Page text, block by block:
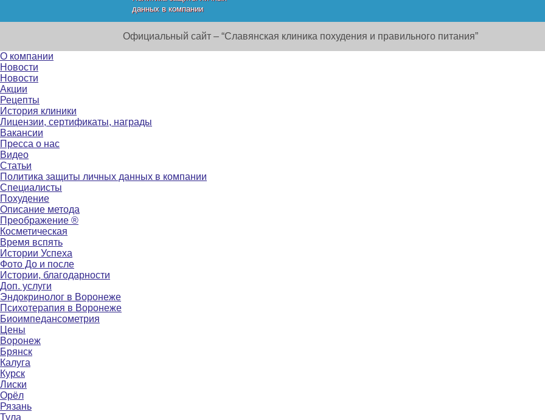
данных в компании
Официальный сайт – “Славянская клиника похудения и правильного питания”
О компании
Новости
Новости
Акции
Рецепты
История клиники
Лицензии, сертификаты, награды
Вакансии
Пресса о нас
Видео
Статьи
Политика защиты личных данных в компании
Специалисты
Похудение
Описание метода
Преображение ®
Косметическая
Время вспять
Истории Успеха
Фото До и после
Истории, благодарности
Доп. услуги
Эндокринолог в Воронеже
Психотерапия в Воронеже
Биоимпедансометрия
Цены
Воронеж
Брянск
Калуга
Курск
Лиски
Орёл
Рязань
Тула